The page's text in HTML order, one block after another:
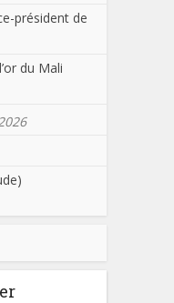
président de
du Mali